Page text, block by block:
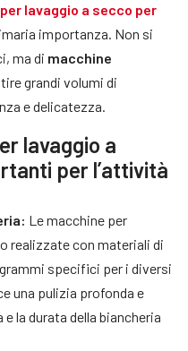
lavaggio a secco per
importanza. Non si
ma di macchine
grandi volumi di
e delicatezza.
lavaggio a
per l’attività
Le macchine per
realizzate con materiali di
specifici per i diversi
una pulizia profonda e
la durata della biancheria